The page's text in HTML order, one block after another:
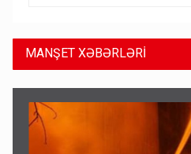
MANŞET XƏBƏRLƏRİ